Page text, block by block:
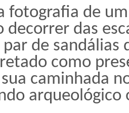
fotografia de
decorrer das
de
como
caminhada
arqueológico